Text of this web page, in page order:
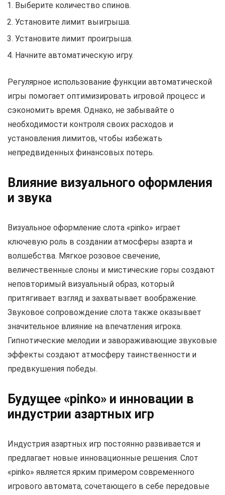
Выберите количество спинов.
Установите лимит выигрыша.
Установите лимит проигрыша.
Начните автоматическую игру.
Регулярное использование функции автоматической
игры помогает оптимизировать игровой процесс и
сэкономить время. Однако, не забывайте о
необходимости контроля своих расходов и
установления лимитов, чтобы избежать
непредвиденных финансовых потерь.
Влияние визуального оформления
и звука
Визуальное оформление слота «pinko» играет
ключевую роль в создании атмосферы азарта и
волшебства. Мягкое розовое свечение,
величественные слоны и мистические горы создают
неповторимый визуальный образ, который
притягивает взгляд и захватывает воображение.
Звуковое сопровождение слота также оказывает
значительное влияние на впечатления игрока.
Гипнотические мелодии и завораживающие звуковые
эффекты создают атмосферу таинственности и
предвкушения победы.
Будущее «pinko» и инновации в
индустрии азартных игр
Индустрия азартных игр постоянно развивается и
предлагает новые инновационные решения. Слот
«pinko» является ярким примером современного
игрового автомата, сочетающего в себе передовые